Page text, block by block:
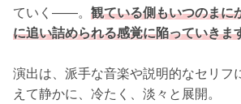
ていく――。 観ている側もいつのまに
に追い詰められる感覚に陥っていきま
演出は、派手な音楽や説明的なセリフ
えて静かに、冷たく、淡々と展開。